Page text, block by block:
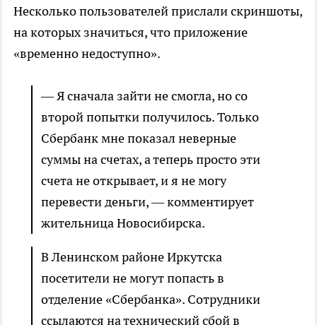
Несколько пользователей прислали скриншоты,
на которых значиться, что приложение
«временно недоступно».
— Я сначала зайти не смогла, но со
второй попытки получилось. Только
Сбербанк мне показал неверные
суммы на счетах, а теперь просто эти
счета не открывает, и я не могу
перевести деньги, — комментирует
жительница Новосибирска.
В Ленинском районе Иркутска
посетители не могут попасть в
отделение «Сбербанка». Сотрудники
ссылаются на технический сбой в